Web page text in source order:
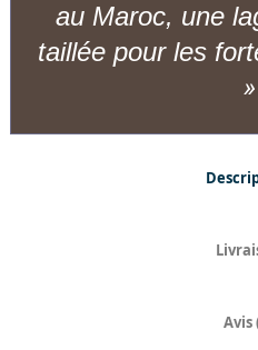
au Maroc, une
taillée pour les
Avis